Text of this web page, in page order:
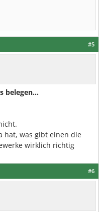
#5
belegen...
hat, was gibt einen die
wirklich richtig
#6